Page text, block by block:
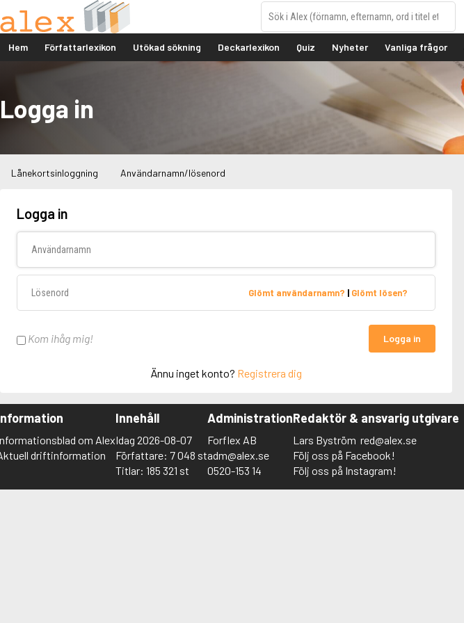
Hem Författarlexikon Utökad sökning Deckarlexikon Quiz Nyheter Vanliga frågor
Logga in
Lånekortsinloggning Användarnamn/lösenord
Logga in
Glömt användarnamn? | Glömt lösen?
Kom ihåg mig! Logga in
Ännu inget konto? Registrera dig
om Alex
driftinformation
Innehåll
Idag 2026-08-07
Författare: 7 048 st
Titlar: 185 321 st
Administration
Forflex AB
adm@alex.se
0520-153 14
Redaktör & ansvarig utgivare
Lars Byström red@alex.se
Följ oss på Facebook!
Följ oss på Instagram!